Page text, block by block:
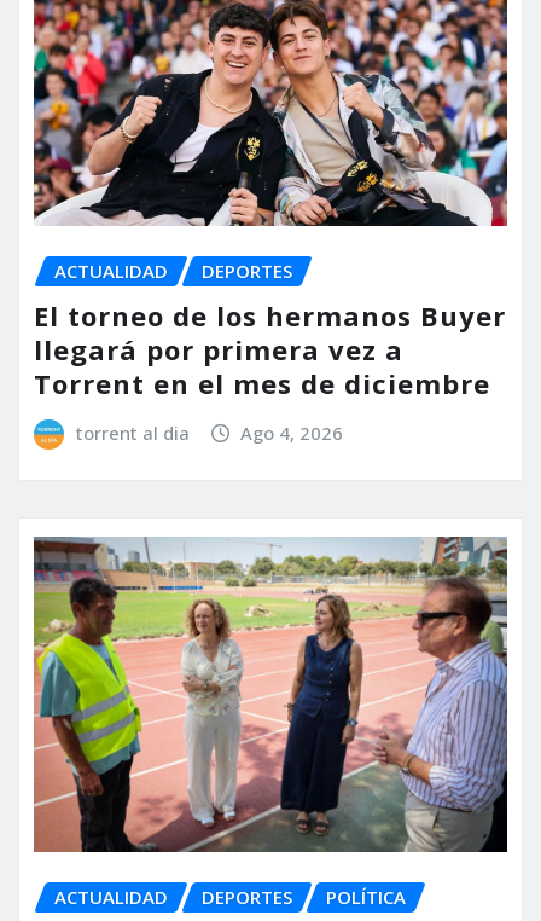
ACTUALIDAD DEPORTES
El torneo de los hermanos Buyer
llegará por primera vez a
Torrent en el mes de diciembre
torrent al dia Ago 4, 2026
ACTUALIDAD DEPORTES POLÍTICA